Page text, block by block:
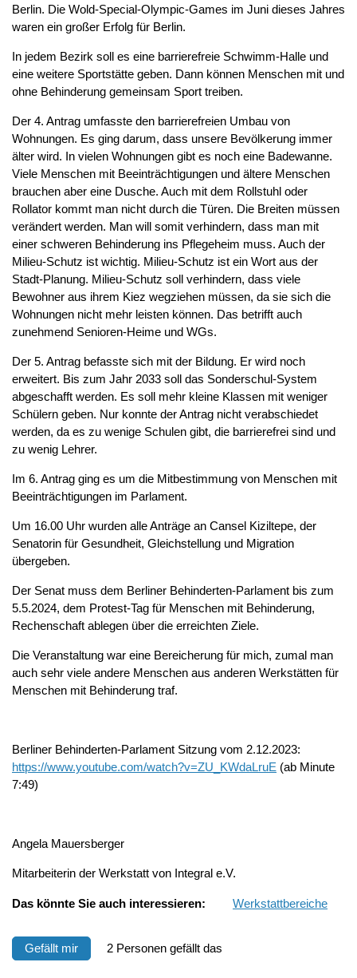
Berlin. Die Wold-Special-Olympic-Games im Juni dieses Jahres
waren ein großer Erfolg für Berlin.
In jedem Bezirk soll es eine barrierefreie Schwimm-Halle und
eine weitere Sportstätte geben. Dann können Menschen mit und
ohne Behinderung gemeinsam Sport treiben.
Der 4. Antrag umfasste den barrierefreien Umbau von
Wohnungen. Es ging darum, dass unsere Bevölkerung immer
älter wird. In vielen Wohnungen gibt es noch eine Badewanne.
Viele Menschen mit Beeinträchtigungen und ältere Menschen
brauchen aber eine Dusche. Auch mit dem Rollstuhl oder
Rollator kommt man nicht durch die Türen. Die Breiten müssen
verändert werden. Man will somit verhindern, dass man mit
einer schweren Behinderung ins Pflegeheim muss. Auch der
Milieu-Schutz ist wichtig. Milieu-Schutz ist ein Wort aus der
Stadt-Planung. Milieu-Schutz soll verhindern, dass viele
Bewohner aus ihrem Kiez wegziehen müssen, da sie sich die
Wohnungen nicht mehr leisten können. Das betrifft auch
zunehmend Senioren-Heime und WGs.
Der 5. Antrag befasste sich mit der Bildung. Er wird noch
erweitert. Bis zum Jahr 2033 soll das Sonderschul-System
abgeschafft werden. Es soll mehr kleine Klassen mit weniger
Schülern geben. Nur konnte der Antrag nicht verabschiedet
werden, da es zu wenige Schulen gibt, die barrierefrei sind und
zu wenig Lehrer.
Im 6. Antrag ging es um die Mitbestimmung von Menschen mit
Beeinträchtigungen im Parlament.
Um 16.00 Uhr wurden alle Anträge an Cansel Kiziltepe, der
Senatorin für Gesundheit, Gleichstellung und Migration
übergeben.
Der Senat muss dem Berliner Behinderten-Parlament bis zum
5.5.2024, dem Protest-Tag für Menschen mit Behinderung,
Rechenschaft ablegen über die erreichten Ziele.
Die Veranstaltung war eine Bereicherung für mich, zumal man
auch sehr viele andere Menschen aus anderen Werkstätten für
Menschen mit Behinderung traf.
Berliner Behinderten-Parlament Sitzung vom 2.12.2023:
https://www.youtube.com/watch?v=ZU_KWdaLruE (ab Minute
7:49)
Angela Mauersberger
Mitarbeiterin der Werkstatt von Integral e.V.
Das könnte Sie auch interessieren: Werkstattbereiche
Gefällt mir 2 Personen gefällt das